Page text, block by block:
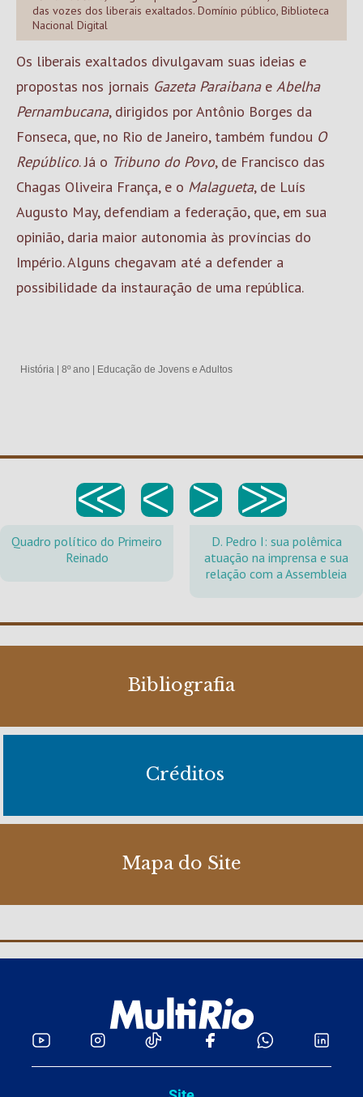
das vozes dos liberais exaltados. Domínio público, Biblioteca
Nacional Digital
Os liberais exaltados divulgavam suas ideias e
propostas nos jornais Gazeta Paraibanae Abelha
Pernambucana, dirigidos por Antônio Borges da
Fonseca, que, no Rio de Janeiro, também fundou O
Repúblico. Já o Tribuno do Povo, de Francisco das
Chagas Oliveira França, e o Malagueta, de Luís
Augusto May, defendiam a federação, que, em sua
opinião, daria maior autonomia às províncias do
Império. Alguns chegavam até a defender a
possibilidade da instauração de uma república.
História 8º ano Educação de Jovens e Adultos
<< < > >>
Quadro político do Primeiro
Reinado
D. Pedro I: sua polêmica
atuação na imprensa e sua
relação com a Assembleia
Bibliografia
Créditos
Mapa do Site